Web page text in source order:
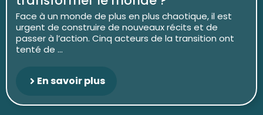
Face à un monde de plus en plus chaotique, il est
urgent de construire de nouveaux récits et de
passer à l’action. Cinq acteurs de la transition ont
tenté de ...
En savoir plus